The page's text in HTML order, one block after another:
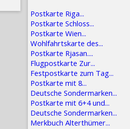
Postkarte Riga...
Postkarte Schloss...
Postkarte Wien...
Wohlfahrtskarte des...
Postkarte Rjasan....
Flugpostkarte Zur...
Festpostkarte zum Tag...
Postkarte mit 8...
Deutsche Sondermarken...
Postkarte mit 6+4 und...
Deutsche Sondermarken...
Merkbuch Alterthümer...